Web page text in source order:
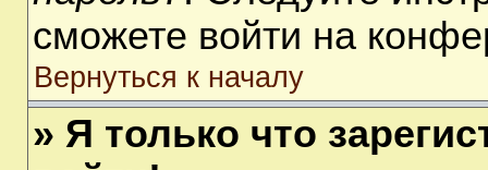
сможете войти на
Вернуться к началу
» Я только что